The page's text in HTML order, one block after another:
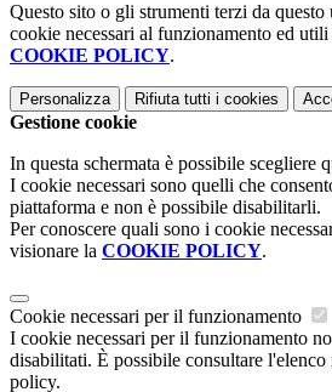
Questo sito o gli strumenti terzi da
cookie necessari al funzionamento ed
COOKIE POLICY.
Personalizza Rifiuta tutti i cookies
Gestione cookie
In questa schermata è possibile scegliere
I cookie necessari sono quelli che
piattaforma e non è possibile disabilitarli.
Per conoscere quali sono i cookie
visionare la COOKIE POLICY.
Cookie necessari per il funzionamento
I cookie necessari per il funzionamento
disabilitati. È possibile consultare
policy.